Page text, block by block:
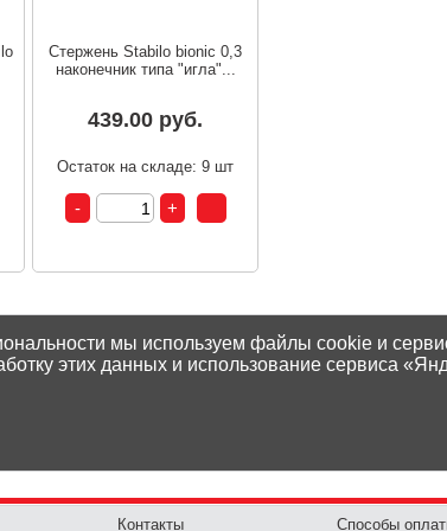
Стержень Stabilo bionic 0,3
наконечник типа "игла"...
439.00 руб.
Остаток на складе: 9 шт
мы используем файлы cookie и
этих данных и использование сервиса
Способы
Контакты